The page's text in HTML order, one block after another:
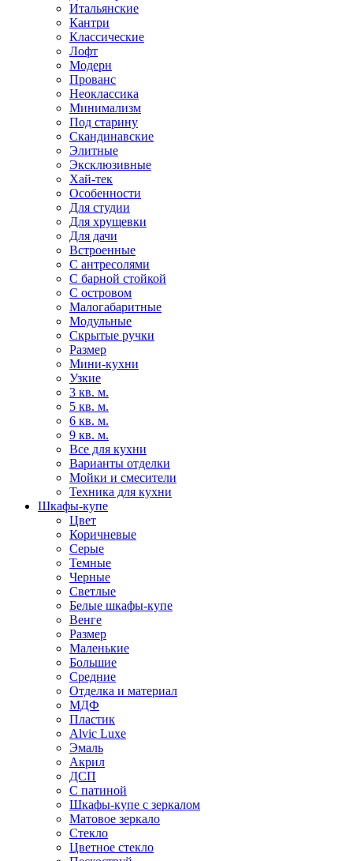
Итальянские
Кантри
Классические
Лофт
Модерн
Прованс
Неоклассика
Минимализм
Под старину
Скандинавские
Элитные
Эксклюзивные
Хай-тек
Особенности
Для студии
Для хрущевки
Для дачи
Встроенные
С антресолями
С барной стойкой
С островом
Малогабаритные
Модульные
Скрытые ручки
Размер
Мини-кухни
Узкие
3 кв. м.
5 кв. м.
6 кв. м.
9 кв. м.
Все для кухни
Варианты отделки
Мойки и смесители
Техника для кухни
Шкафы-купе
Цвет
Коричневые
Серые
Темные
Черные
Светлые
Белые шкафы-купе
Венге
Размер
Маленькие
Большие
Средние
Отделка и материал
МДФ
Пластик
Alvic Luxe
Эмаль
Акрил
ДСП
С патиной
Шкафы-купе с зеркалом
Матовое зеркало
Стекло
Цветное стекло